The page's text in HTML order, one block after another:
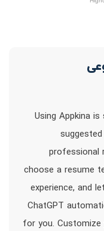
Using Appkina
professional
choose a resume
experience, and
ChatGPT
for you. Customize